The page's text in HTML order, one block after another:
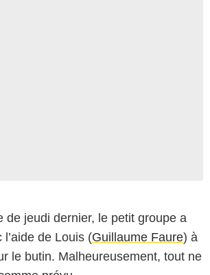
de jeudi dernier, le petit groupe a
de Louis (Guillaume Faure) à
le butin. Malheureusement, tout ne